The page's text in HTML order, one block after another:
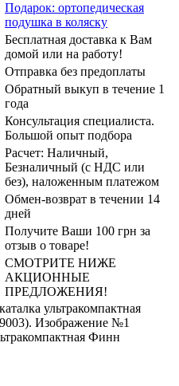
Подарок: ортопедическая
подушка в коляску
Бесплатная доставка к Вам
домой или на работу!
Отправка без предоплаты
Обратный выкуп в течение 1
года
Консультация специалиста.
Большой опыт подбора
Расчет: Наличный,
Безналичный (с НДС или
без), наложенным платежом
Обмен-возврат в течении 14
дней
Получите Ваши 100 грн за
отзыв о товаре!
СМОТРИТЕ НИЖЕ
АКЦИОННЫЕ
ПРЕДЛОЖЕНИЯ!
Финн